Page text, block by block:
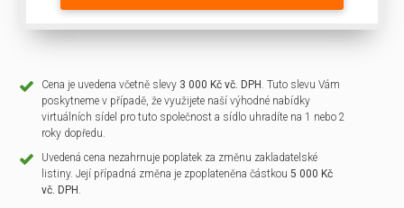
Cena je uvedena včetně slevy 3 000 Kč vč. DPH . Tuto slevu Vám
poskytneme v případě, že využijete naší výhodné nabídky
virtuálních sídel pro tuto společnost a sídlo uhradíte na 1 nebo 2
roky dopředu.
Uvedená cena nezahrnuje poplatek za změnu zakladatelské
listiny. Její případná změna je zpoplateněna částkou5 000 Kč
vč. DPH .